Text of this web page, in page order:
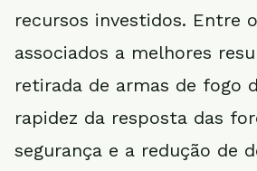
recursos investidos. Entre
associados a melhores
retirada de armas de fogo
rapidez da resposta das
segurança e a redução de